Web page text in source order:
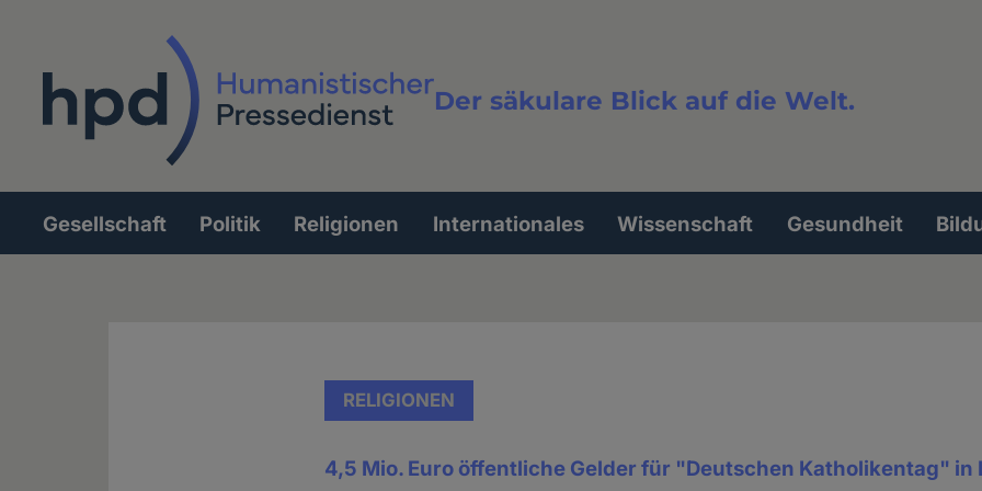
Der säkulare Blick auf die Welt.
Volltextsuche
Hauptnavigation
Gesellschaft Politik Religionen Internationales Wissenschaft Gesundheit
RELIGIONEN
4,5 Mio. Euro öffentliche Gelder für "Deutschen Katholikentag" in